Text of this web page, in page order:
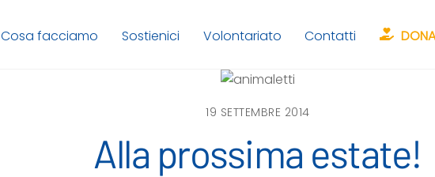
Cosa facciamo Sostienici Volontariato Contatti
19 SETTEMBRE 2014
Alla prossima estate!